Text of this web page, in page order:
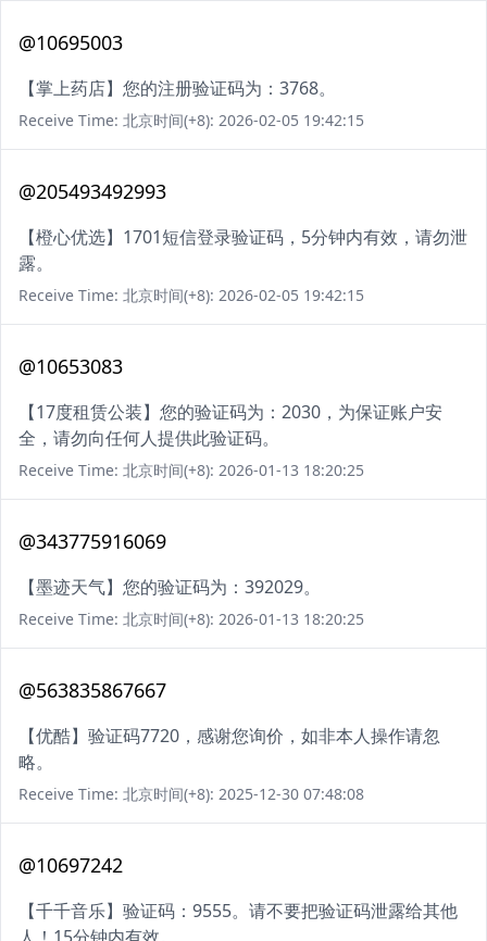
@10695003
【掌上药店】您的注册验证码为：3768。
Receive Time: 北京时间(+8): 2026-02-05 19:42:15
@205493492993
【橙心优选】1701短信登录验证码，5分钟内有效，请勿泄
露。
Receive Time: 北京时间(+8): 2026-02-05 19:42:15
@10653083
【17度租赁公装】您的验证码为：2030，为保证账户安
全，请勿向任何人提供此验证码。
Receive Time: 北京时间(+8): 2026-01-13 18:20:25
@343775916069
【墨迹天气】您的验证码为：392029。
Receive Time: 北京时间(+8): 2026-01-13 18:20:25
@563835867667
【优酷】验证码7720，感谢您询价，如非本人操作请忽
略。
Receive Time: 北京时间(+8): 2025-12-30 07:48:08
@10697242
【千千音乐】验证码：9555。请不要把验证码泄露给其他